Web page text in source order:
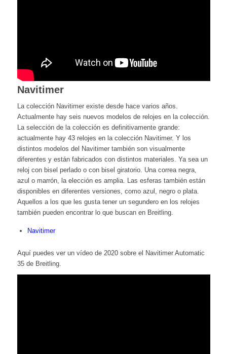
Navitimer
La colección Navitimer existe desde hace varios años.
Actualmente hay seis nuevos modelos de relojes en la colección.
La selección de la colección es definitivamente grande:
actualmente hay 43 relojes en la colección Navitimer. Y los
distintos modelos del Navitimer también son visualmente
diferentes y están fabricados con distintos materiales. Ya sea un
reloj con bisel perlado o con bisel giratorio. Una correa negra,
azul o marrón, la elección es amplia. Las esferas también están
disponibles en diferentes versiones, como azul, negro o plata.
Aquellos a los que les gusta tener un segundero en los relojes
también pueden encontrar lo que buscan en Breitling.
Navitimer
Aquí puedes ver un vídeo de 2020 sobre el Navitimer Automatic
35 de Breitling.